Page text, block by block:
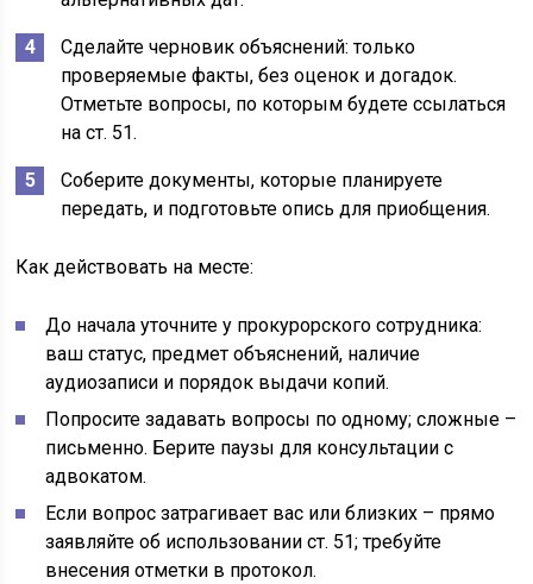
Сделайте черновик объяснений: только
проверяемые факты, без оценок и догадок.
Отметьте вопросы, по которым будете ссылаться
на ст. 51.
Соберите документы, которые планируете
передать, и подготовьте опись для приобщения.
Как действовать на месте:
До начала уточните у прокурорского сотрудника:
ваш статус, предмет объяснений, наличие
аудиозаписи и порядок выдачи копий.
Попросите задавать вопросы по одному; сложные –
письменно. Берите паузы для консультации с
адвокатом.
Если вопрос затрагивает вас или близких – прямо
заявляйте об использовании ст. 51; требуйте
внесения отметки в протокол.